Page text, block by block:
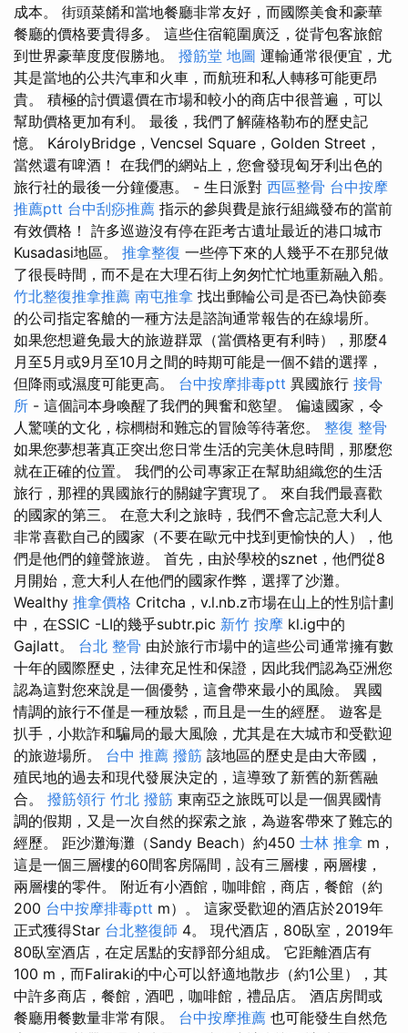
成本。 街頭菜餚和當地餐廳非常友好，而國際美食和豪華
餐廳的價格要貴得多。 這些住宿範圍廣泛，從背包客旅館
到世界豪華度度假勝地。 撥筋堂 地圖 運輸通常很便宜，尤
其是當地的公共汽車和火車，而航班和私人轉移可能更昂
貴。 積極的討價還價在市場和較小的商店中很普遍，可以
幫助價格更加有利。 最後，我們了解薩格勒布的歷史記
憶。 KárolyBridge，Vencsel Square，Golden Street，
當然還有啤酒！ 在我們的網站上，您會發現匈牙利出色的
旅行社的最後一分鐘優惠。 - 生日派對 西區整骨 台中按摩
推薦ptt 台中刮痧推薦 指示的參與費是旅行組織發布的當前
有效價格！ 許多巡遊沒有停在距考古遺址最近的港口城市
Kusadasi地區。 推拿整復 一些停下來的人幾乎不在那兒做
了很長時間，而不是在大理石街上匆匆忙忙地重新融入船。
竹北整復推拿推薦 南屯推拿 找出郵輪公司是否已為快節奏
的公司指定客艙的一種方法是諮詢通常報告的在線場所。
如果您想避免最大的旅遊群眾（當價格更有利時），那麼4
月至5月或9月至10月之間的時期可能是一個不錯的選擇，
但降雨或濕度可能更高。 台中按摩排毒ptt 異國旅行 接骨
所 - 這個詞本身喚醒了我們的興奮和慾望。 偏遠國家，令
人驚嘆的文化，棕櫚樹和難忘的冒險等待著您。 整復 整骨
如果您夢想著真正突出您日常生活的完美休息時間，那麼您
就在正確的位置。 我們的公司專家正在幫助組織您的生活
旅行，那裡的異國旅行的關鍵字實現了。 來自我們最喜歡
的國家的第三。 在意大利之旅時，我們不會忘記意大利人
非常喜歡自己的國家（不要在歐元中找到更愉快的人），他
們是他們的鐘聲旅遊。 首先，由於學校的sznet，他們從8
月開始，意大利人在他們的國家作弊，選擇了沙灘。
Wealthy 推拿價格 Critcha，v.l.nb.z市場在山上的性別計劃
中，在SSIC -LI的幾乎subtr.pic 新竹 按摩 kl.ig中的
Gajlatt。 台北 整骨 由於旅行市場中的這些公司通常擁有數
十年的國際歷史，法律充足性和保證，因此我們認為亞洲您
認為這對您來說是一個優勢，這會帶來最小的風險。 異國
情調的旅行不僅是一種放鬆，而且是一生的經歷。 遊客是
扒手，小欺詐和騙局的最大風險，尤其是在大城市和受歡迎
的旅遊場所。 台中 推薦 撥筋 該地區的歷史是由大帝國，
殖民地的過去和現代發展決定的，這導致了新舊的新舊融
合。 撥筋領行 竹北 撥筋 東南亞之旅既可以是一個異國情
調的假期，又是一次自然的探索之旅，為遊客帶來了難忘的
經歷。 距沙灘海灘（Sandy Beach）約450 士林 推拿 m，
這是一個三層樓的60間客房隔間，設有三層樓，兩層樓，
兩層樓的零件。 附近有小酒館，咖啡館，商店，餐館（約
200 台中按摩排毒ptt m）。 這家受歡迎的酒店於2019年
正式獲得Star 台北整復師 4。 現代酒店，80臥室，2019年
80臥室酒店，在定居點的安靜部分組成。 它距離酒店有
100 m，而Faliraki的中心可以舒適地散步（約1公里），其
中許多商店，餐館，酒吧，咖啡館，禮品店。 酒店房間或
餐廳用餐數量非常有限。 台中按摩推薦 也可能發生自然危